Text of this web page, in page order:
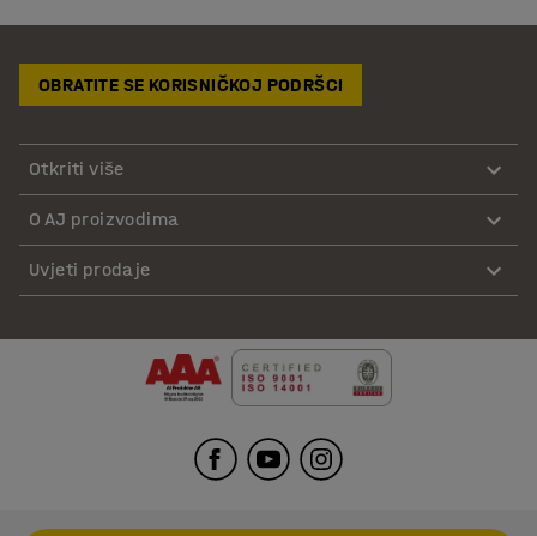
OBRATITE SE KORISNIČKOJ PODRŠCI
Otkriti više
O AJ proizvodima
Uvjeti prodaje